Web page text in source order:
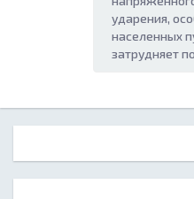
ударения,
населенных
затрудняет